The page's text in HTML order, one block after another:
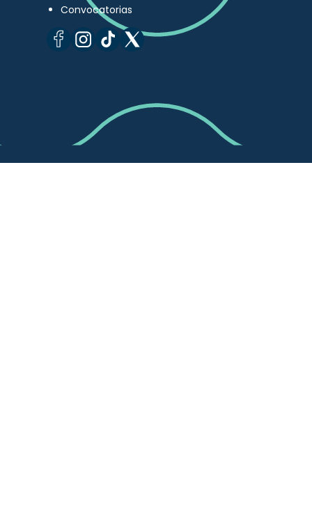
Convocatorias